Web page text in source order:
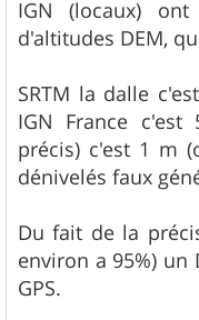
IGN (locaux)
d'altitudes DEM,
SRTM la dalle
IGN France
précis) c'est 1 m
dénivelés faux
Du fait de la
environ a 95%) un
GPS.